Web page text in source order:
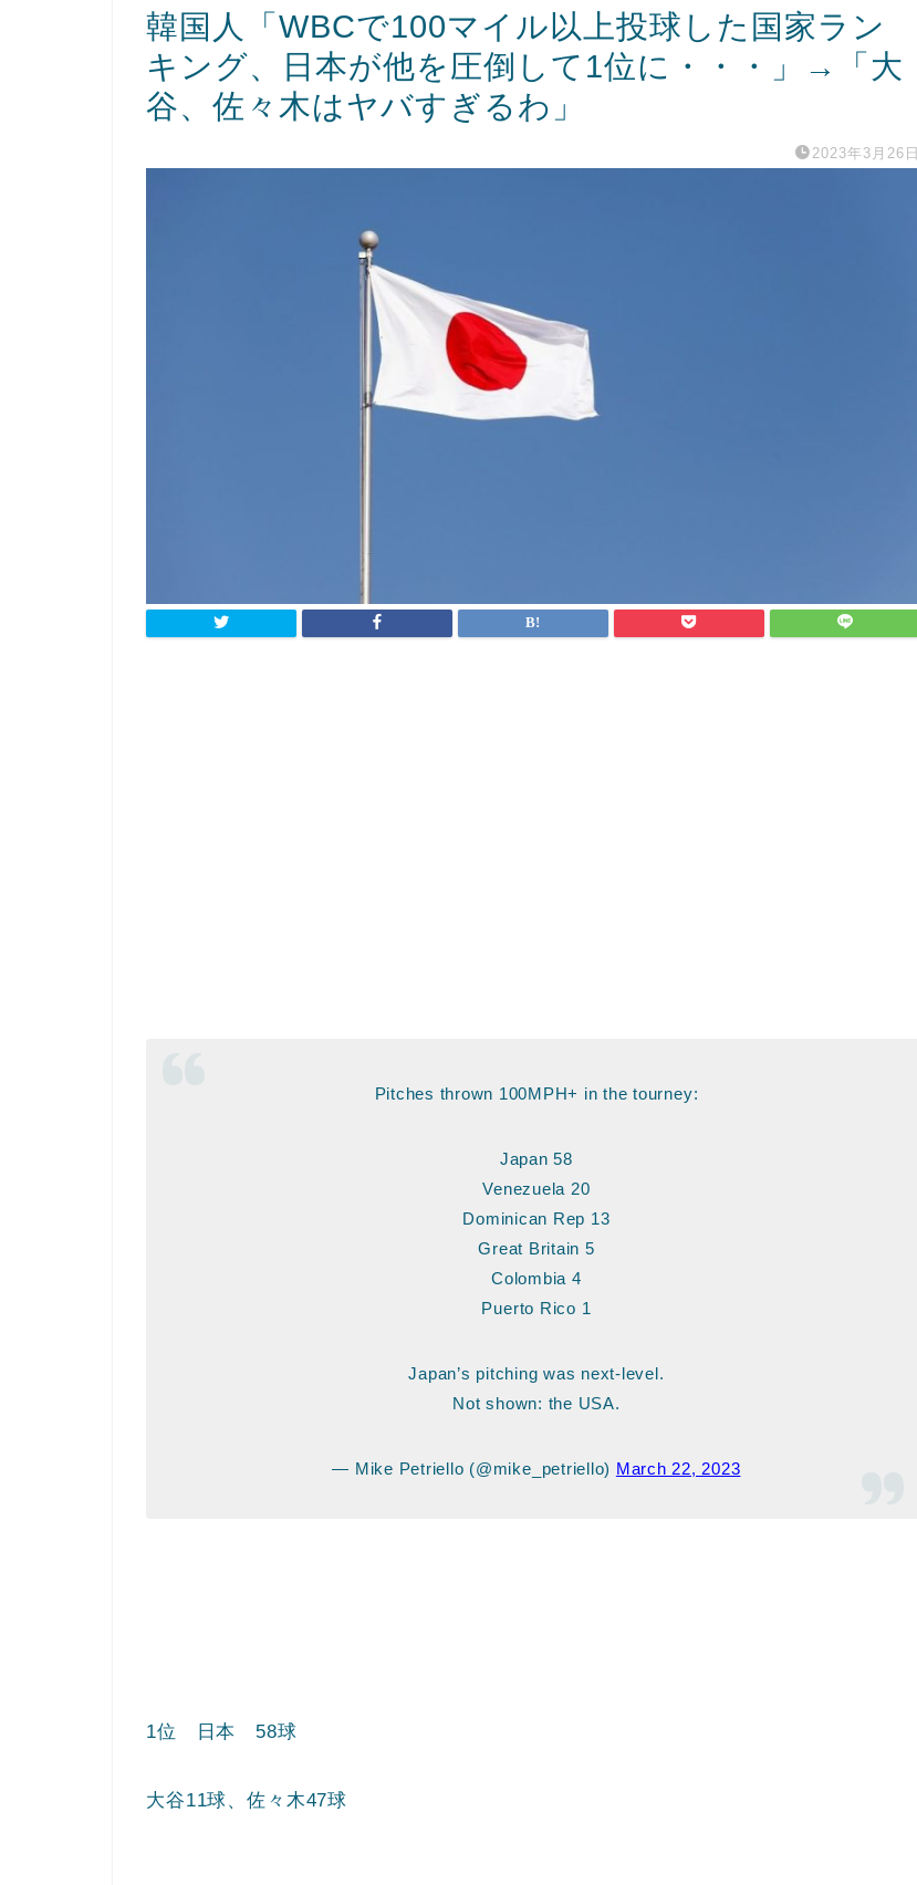
韓国人「WBCで100マイル以上投球した国家ラン
キング、日本が他を圧倒して1位に・・・」→「大
谷、佐々木はヤバすぎるわ」
2023年3月26日
Pitches thrown 100MPH+ in the tourney:
Japan 58
Venezuela 20
Dominican Rep 13
Great Britain 5
Colombia 4
Puerto Rico 1
Japan’s pitching was next-level.
Not shown: the USA.
— Mike Petriello (@mike_petriello) March 22, 2023
1位 日本 58球
大谷11球、佐々木47球